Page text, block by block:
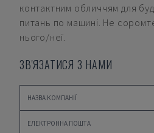
контактним обличчям для
питань по машині. Не
нього/неї.
ЗВ'ЯЗАТИСЯ З НАМИ